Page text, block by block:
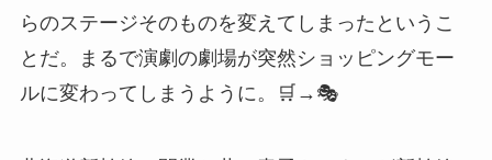
らのステージそのものを変えてしまったというこ
とだ。まるで演劇の劇場が突然ショッピングモー
ルに変わってしまうように。🛒→🎭